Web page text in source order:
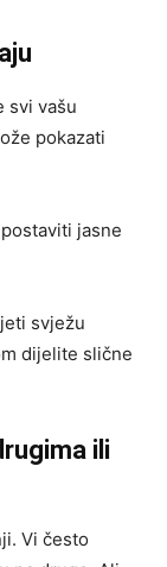
svi vašu
pokazati
jasne
svježu
dijelite slične
ili
Vi često